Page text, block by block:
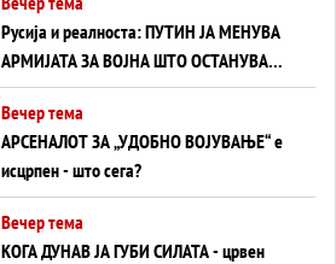
на Вучиќ
Русија и реалноста: ПУТИН ЈА МЕНУВА
АРМИЈАТА ЗА ВОЈНА ШТО ОСТАНУВА
БЕЗ ФРОНТ
Вечер тема
АРСЕНАЛОТ ЗА „УДОБНО ВОЈУВАЊЕ“ е
исцрпен - што сега?
Вечер тема
КОГА ДУНАВ ЈА ГУБИ СИЛАТА - црвен